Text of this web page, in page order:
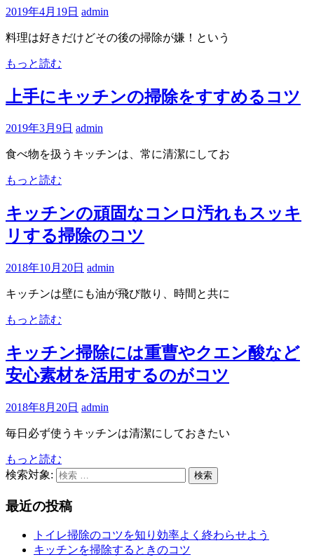
を
届
し
す
2019年4月19日 admin
料理は好きだけどその後の掃除が嫌！という
もっと読む
上手にキッチンの掃除をすすめるコツ
2019年3月9日 admin
食べ物を扱うキッチンは、常に清潔にしてお
もっと読む
キッチンの頑固なコンロ汚れもスッキ
リする掃除のコツ
2018年10月20日 admin
キッチンは壁にも油が飛び散り、時間と共に
もっと読む
キッチン掃除には重曹やクエン酸など
安心素材を活用するのがコツ
2018年8月20日 admin
毎日必ず使うキッチンは清潔にしておきたい
もっと読む
検索対象:
検索
最近の投稿
トイレ掃除のコツを知り効率よく終わらせよう
キッチンを掃除するときのコツ